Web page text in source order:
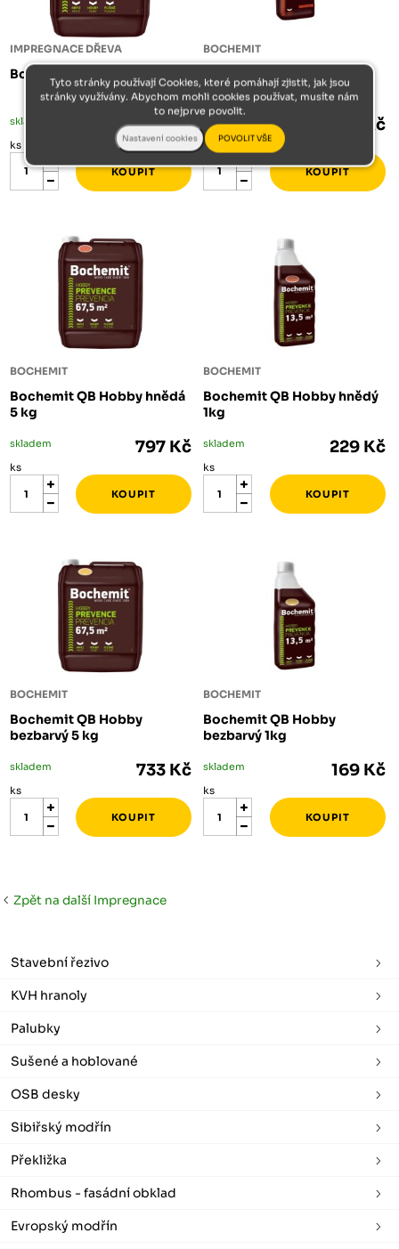
IMPREGNACE DŘEVA
Bochemit Opti F hnědý 5kg
1 888 Kč
ks
BOCHEMIT
Bochemit Plus I 1kg
skladem 457 Kč
ks
BOCHEMIT
Bochemit QB Hobby hnědá
5 kg
skladem 797 Kč
ks
BOCHEMIT
Bochemit QB Hobby hnědý
1kg
skladem 229 Kč
ks
BOCHEMIT
Bochemit QB Hobby
bezbarvý 5 kg
skladem 733 Kč
ks
BOCHEMIT
Bochemit QB Hobby
bezbarvý 1kg
skladem 169 Kč
ks
Zpět na další Impregnace
Stavební řezivo
KVH hranoly
Palubky
Sušené a hoblované
OSB desky
Sibiřský modřín
Překližka
Rhombus - fasádní obklad
Evropský modřín
Tyto stránky používají Cookies, které pomáhají zjistit, jak jsou
stránky využívány. Abychom mohli cookies používat, musíte nám
to nejprve povolit.